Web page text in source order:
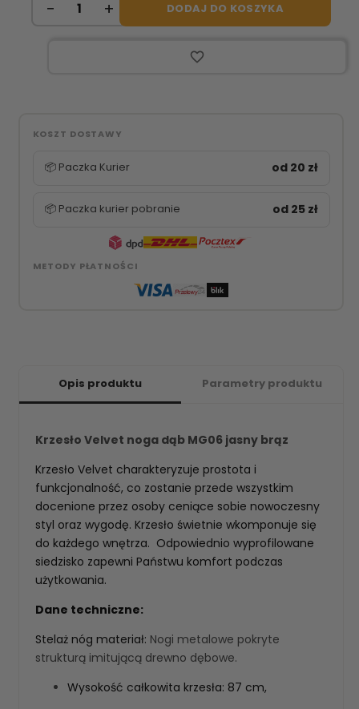
DODAJ DO KOSZYKA
favorite_border
KOSZT DOSTAWY
📦 Paczka Kurier od 20 zł
📦 Paczka kurier pobranie od 25 zł
METODY PŁATNOŚCI
Opis produktu Parametry produktu
Krzesło Velvet noga dąb MG06 jasny brąz
Krzesło Velvet charakteryzuje prostota i
funkcjonalność, co zostanie przede wszystkim
docenione przez osoby ceniące sobie nowoczesny
styl oraz wygodę. Krzesło świetnie wkomponuje się
do każdego wnętrza. Odpowiednio wyprofilowane
siedzisko zapewni Państwu komfort podczas
użytkowania.
Dane techniczne:
Stelaż nóg materiał: Nogi metalowe pokryte
strukturą imitującą drewno dębowe.
Wysokość całkowita krzesła: 87 cm,